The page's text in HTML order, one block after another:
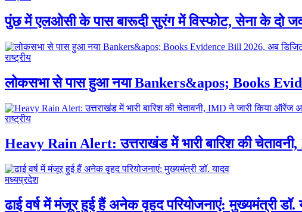
पुंछ में एलओसी के पास बारूदी सुरंग में विस्फोट, सेना के दो
राष्ट्रीय
लोकसभा से पास हुआ नया Bankers&apos; Books
राष्ट्रीय
Heavy Rain Alert: उत्तराखंड में भारी बारिश की
मध्यप्रदेश
ढाई वर्ष में मंजूर हुई हैं अनेक वृहद परियोजनाएं: मुख्यमंत्री डॉ.